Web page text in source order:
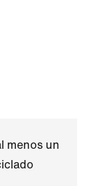
menos un